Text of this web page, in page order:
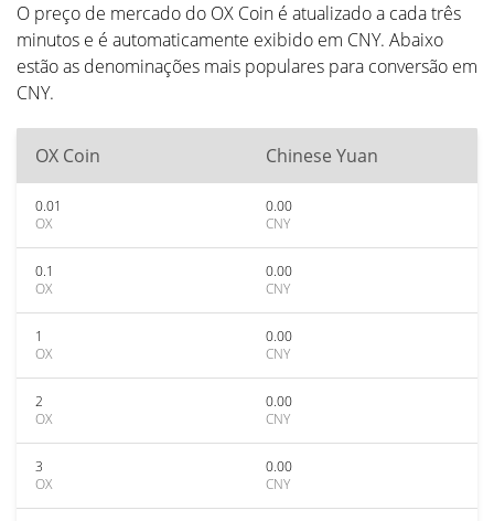
O preço de mercado do OX Coin é atualizado a cada três
minutos e é automaticamente exibido em CNY. Abaixo
estão as denominações mais populares para conversão em
CNY.
OX Coin Chinese Yuan
0.01
OX
0.00
CNY
0.1
OX
0.00
CNY
1
OX
0.00
CNY
2
OX
0.00
CNY
3
OX
0.00
CNY